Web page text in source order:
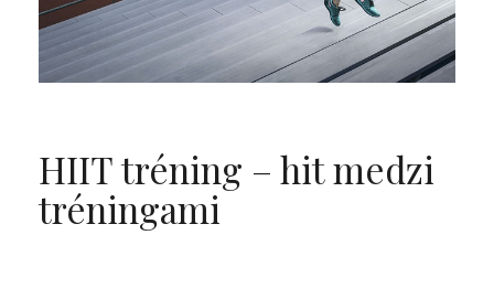
HIIT tréning – hit medzi
tréningami